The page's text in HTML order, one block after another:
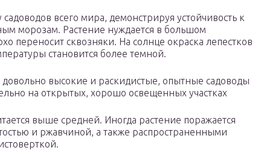
всего мира, демонстрируя устойчивость к
морозам. Растение нуждается в большом
переносит сквозняки. На солнце окраска лепестков
становится более темной.
довольно высокие и раскидистые, опытные садоводы
на открытых, хорошо освещенных участках
выше средней. Иногда растение поражается
и ржавчиной, а также распространенными